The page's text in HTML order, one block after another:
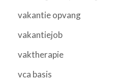
vakantie opvang
vakantiejob
vaktherapie
vca basis